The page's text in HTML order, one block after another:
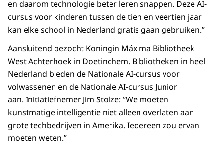
en daarom technologie beter leren snappen. Deze AI-
cursus voor kinderen tussen de tien en veertien jaar
kan elke school in Nederland gratis gaan gebruiken.”
Aansluitend bezocht Koningin Máxima Bibliotheek
West Achterhoek in Doetinchem. Bibliotheken in heel
Nederland bieden de Nationale AI-cursus voor
volwassenen en de Nationale AI-cursus Junior
aan. Initiatiefnemer Jim Stolze: “We moeten
kunstmatige intelligentie niet alleen overlaten aan
grote techbedrijven in Amerika. Iedereen zou ervan
moeten weten.”